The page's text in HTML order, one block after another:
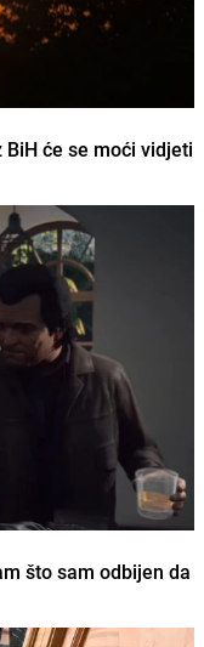
će se moći vidjeti
što sam odbijen da